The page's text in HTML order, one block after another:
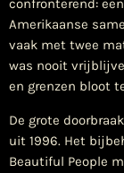
confronterend:
Amerikaanse
vaak met twee
was nooit
en grenzen bloot
De grote
uit 1996. Het
Beautiful People